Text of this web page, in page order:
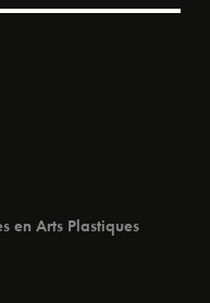
en Arts Plastiques